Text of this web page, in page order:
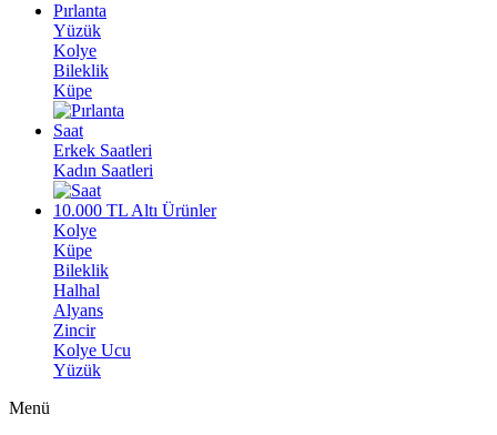
Pırlanta
Yüzük
Kolye
Bileklik
Küpe
Saat
Erkek Saatleri
Kadın Saatleri
10.000 TL Altı Ürünler
Kolye
Küpe
Bileklik
Halhal
Alyans
Zincir
Kolye Ucu
Yüzük
Menü